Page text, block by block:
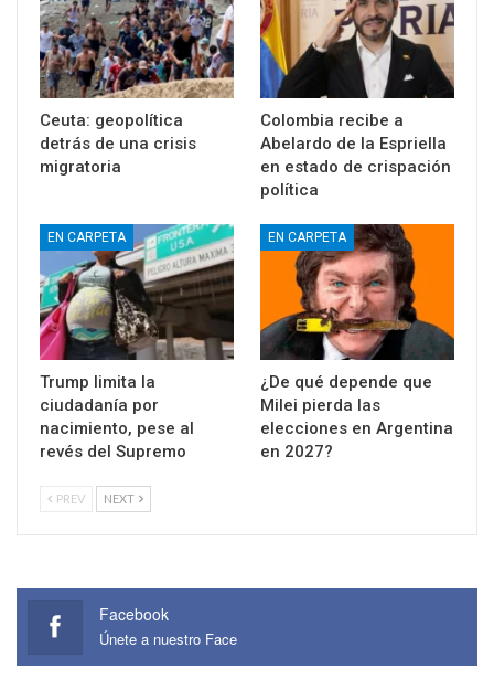
Ceuta: geopolítica
detrás de una crisis
migratoria
Colombia recibe a
Abelardo de la Espriella
en estado de crispación
política
EN CARPETA
Trump limita la
ciudadanía por
nacimiento, pese al
revés del Supremo
EN CARPETA
¿De qué depende que
Milei pierda las
elecciones en Argentina
en 2027?
PREV NEXT
Facebook
Únete a nuestro Face